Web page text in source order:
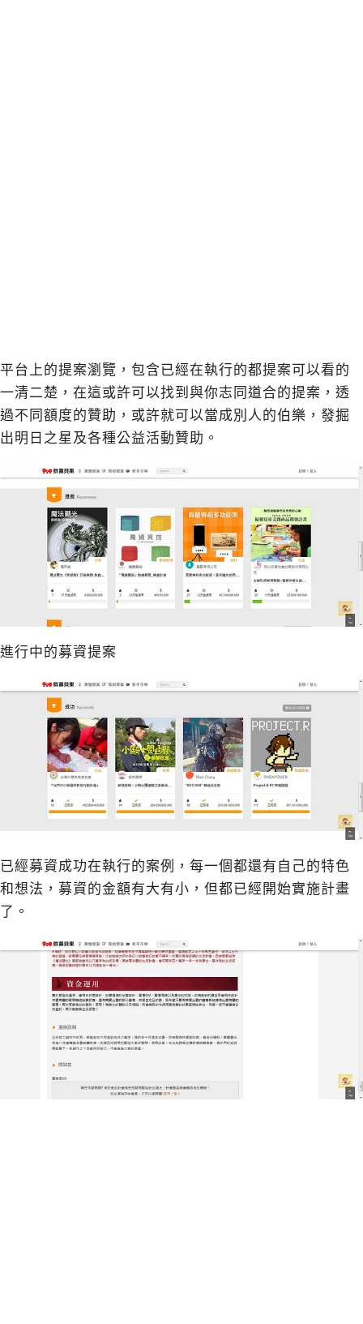
平台上的提案瀏覽，包含已經在執行的都提案可以看的
一清二楚，在這或許可以找到與你志同道合的提案，透
過不同額度的贊助，或許就可以當成別人的伯樂，發掘
出明日之星及各種公益活動贊助。
進行中的募資提案
已經募資成功在執行的案例，每一個都還有自己的特色
和想法，募資的金額有大有小，但都已經開始實施計畫
了。